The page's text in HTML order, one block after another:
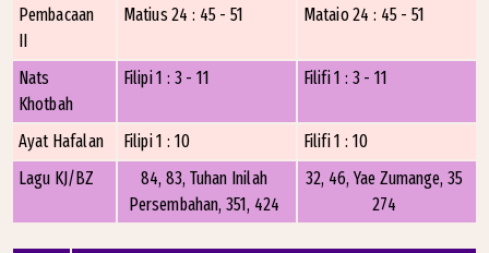
Pembacaan
II
Matius 24 : 45 - 51 Mataio 24 : 45 - 51
Nats
Khotbah
Filipi 1 : 3 - 11 Filifi 1 : 3 - 11
Ayat Hafalan Filipi 1 : 10
Filifi 1 : 10
Lagu KJ/BZ
84, 83, Tuhan Inilah
Persembahan, 351, 424
32, 46, Yae Zumange, 35
274